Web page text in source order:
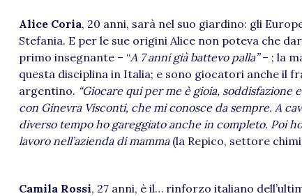
Alice Coria, 20 anni, sarà nel suo giardino: gli
Stefania. E per le sue origini Alice non poteva che
primo insegnante – “A 7 anni già battevo palla”– ; la
questa disciplina in Italia; e sono giocatori anche il
argentino. “Giocare qui per me è gioia, soddisfazione
con Ginevra Visconti, che mi conosce da sempre. A
diverso tempo ho gareggiato anche in completo. Poi
lavoro nell’azienda di mamma (la Repico, settore
Camila Rossi, 27 anni, è il… rinforzo italiano